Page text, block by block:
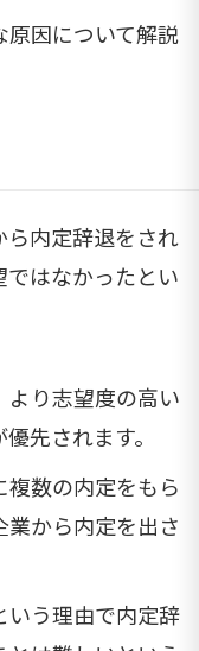
原因について解説
内定辞退をされ
はなかったとい
より志望度の高い
先されます。
数の内定をもら
から内定を出さ
いう理由で内定辞